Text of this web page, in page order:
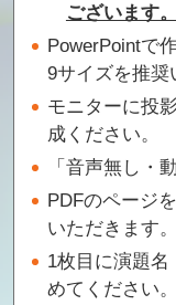
ございます。
PowerPointで
9サイズを推奨
モニターに投
成ください。
「音声無し・
PDFのページ
いただきます。
1枚目に演題
めてください。